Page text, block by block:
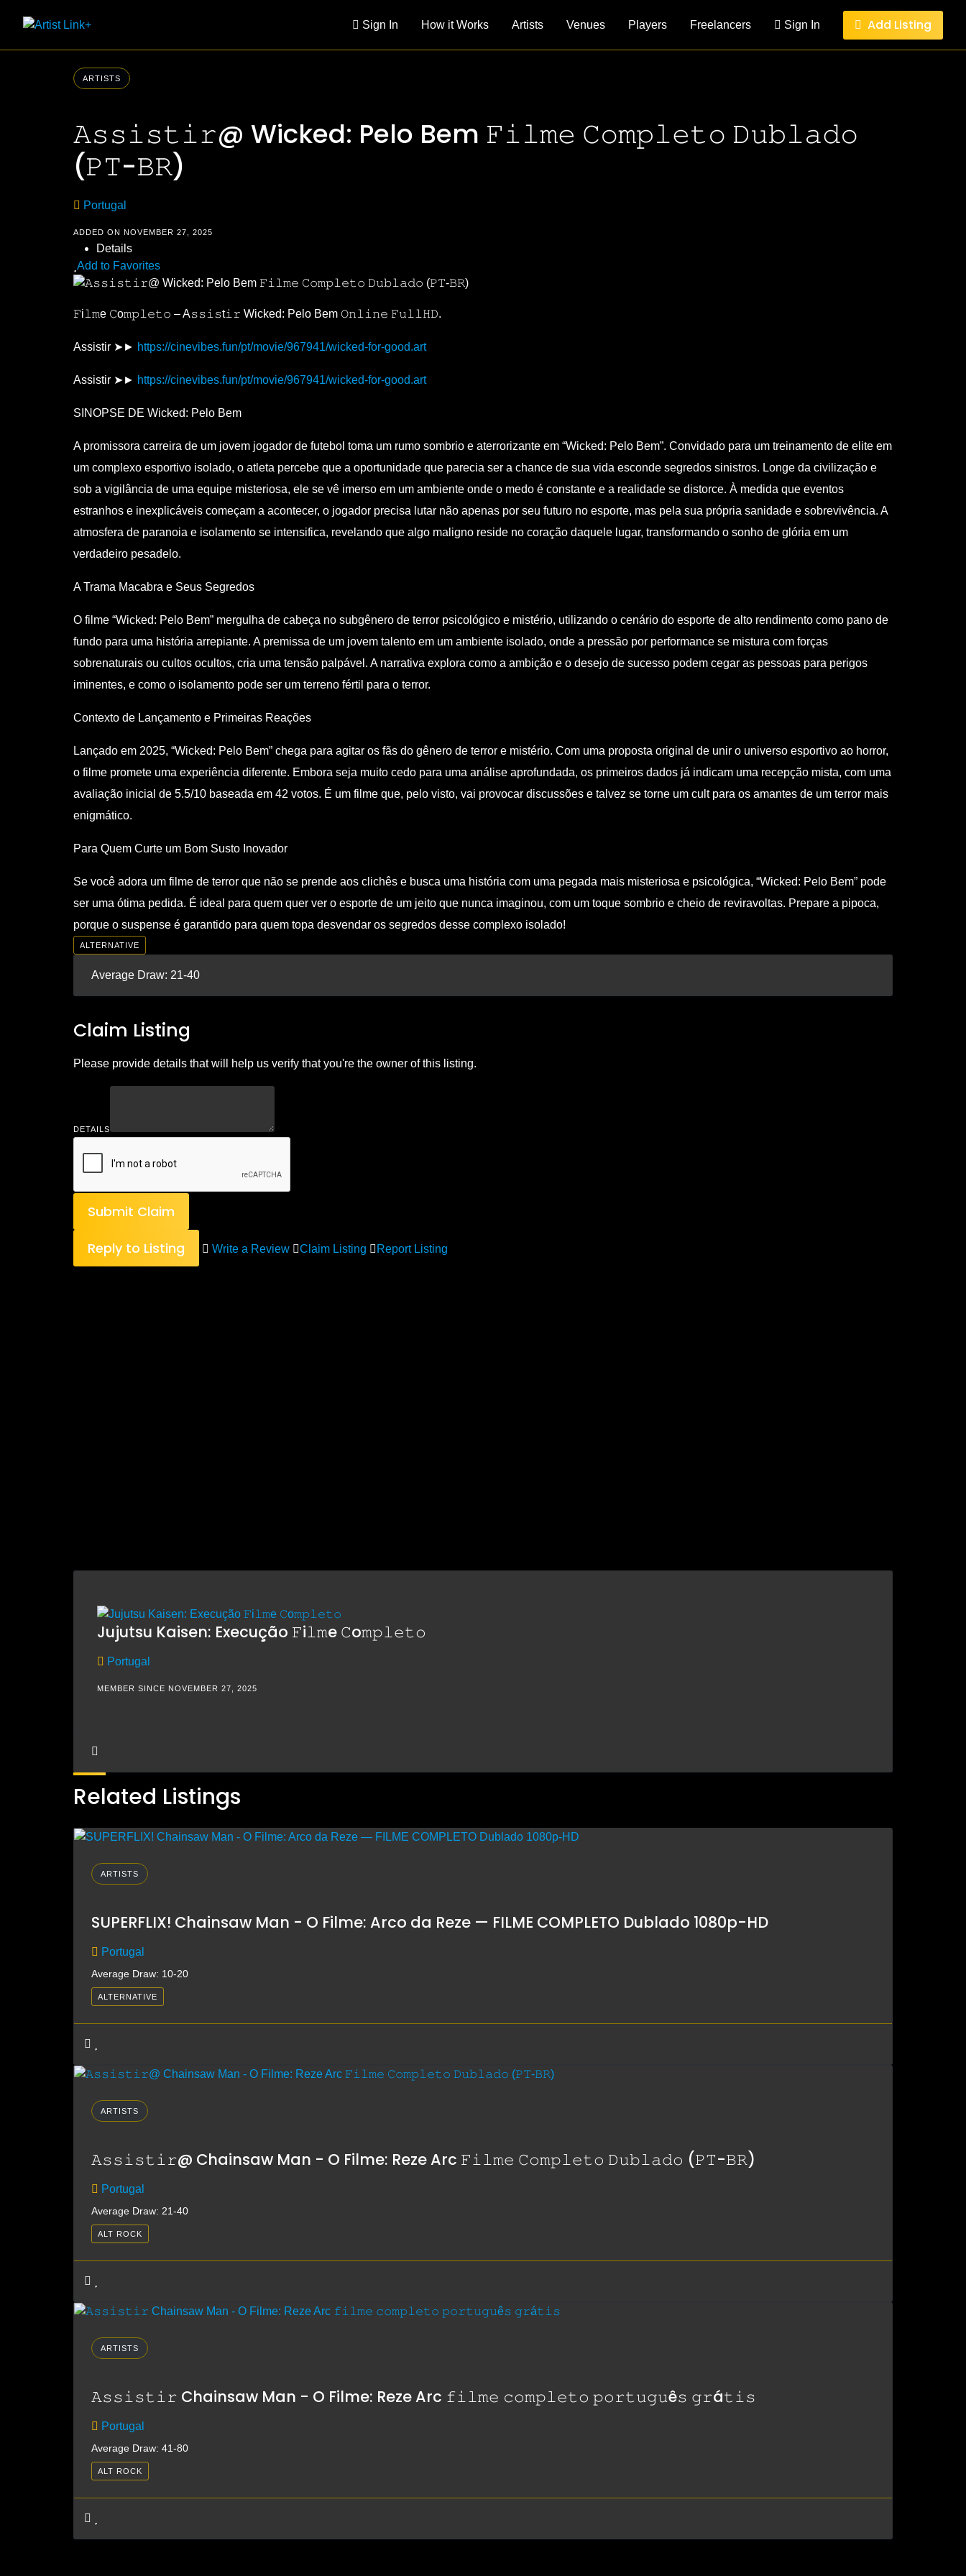
Sign In How it Works Artists Venues Players Freelancers Sign In Add Listing
ARTISTS
𝙰𝚜𝚜𝚒𝚜𝚝𝚒𝚛@ Wicked: Pelo Bem 𝙵𝚒𝚕𝚖𝚎 𝙲𝚘𝚖𝚙𝚕𝚎𝚝𝚘 𝙳𝚞𝚋𝚕𝚊𝚍𝚘
(𝙿𝚃-𝙱𝚁)
Portugal
ADDED ON NOVEMBER 27, 2025
Details
Add to Favorites
𝙵i𝚕𝚖e 𝙲o𝚖𝚙𝚕𝚎𝚝𝚘 – A𝚜𝚜𝚒𝚜t𝚒𝚛 Wicked: Pelo Bem 𝙾𝚗𝚕𝚒𝚗𝚎 𝙵𝚞𝚕𝚕𝙷𝙳.
Assistir ➤► https://cinevibes.fun/pt/movie/967941/wicked-for-good.art
Assistir ➤► https://cinevibes.fun/pt/movie/967941/wicked-for-good.art
SINOPSE DE Wicked: Pelo Bem
A promissora carreira de um jovem jogador de futebol toma um rumo sombrio e aterrorizante em “Wicked: Pelo Bem”. Convidado para um treinamento de elite em
um complexo esportivo isolado, o atleta percebe que a oportunidade que parecia ser a chance de sua vida esconde segredos sinistros. Longe da civilização e
sob a vigilância de uma equipe misteriosa, ele se vê imerso em um ambiente onde o medo é constante e a realidade se distorce. À medida que eventos
estranhos e inexplicáveis começam a acontecer, o jogador precisa lutar não apenas por seu futuro no esporte, mas pela sua própria sanidade e sobrevivência. A
atmosfera de paranoia e isolamento se intensifica, revelando que algo maligno reside no coração daquele lugar, transformando o sonho de glória em um
verdadeiro pesadelo.
A Trama Macabra e Seus Segredos
O filme “Wicked: Pelo Bem” mergulha de cabeça no subgênero de terror psicológico e mistério, utilizando o cenário do esporte de alto rendimento como pano de
fundo para uma história arrepiante. A premissa de um jovem talento em um ambiente isolado, onde a pressão por performance se mistura com forças
sobrenaturais ou cultos ocultos, cria uma tensão palpável. A narrativa explora como a ambição e o desejo de sucesso podem cegar as pessoas para perigos
iminentes, e como o isolamento pode ser um terreno fértil para o terror.
Contexto de Lançamento e Primeiras Reações
Lançado em 2025, “Wicked: Pelo Bem” chega para agitar os fãs do gênero de terror e mistério. Com uma proposta original de unir o universo esportivo ao horror,
o filme promete uma experiência diferente. Embora seja muito cedo para uma análise aprofundada, os primeiros dados já indicam uma recepção mista, com uma
avaliação inicial de 5.5/10 baseada em 42 votos. É um filme que, pelo visto, vai provocar discussões e talvez se torne um cult para os amantes de um terror mais
enigmático.
Para Quem Curte um Bom Susto Inovador
Se você adora um filme de terror que não se prende aos clichês e busca uma história com uma pegada mais misteriosa e psicológica, “Wicked: Pelo Bem” pode
ser uma ótima pedida. É ideal para quem quer ver o esporte de um jeito que nunca imaginou, com um toque sombrio e cheio de reviravoltas. Prepare a pipoca,
porque o suspense é garantido para quem topa desvendar os segredos desse complexo isolado!
ALTERNATIVE
Average Draw: 21-40
Claim Listing
Please provide details that will help us verify that you're the owner of this listing.
DETAILS
Submit Claim
Reply to Listing Write a Review Claim Listing Report Listing
Jujutsu Kaisen: Execução 𝙵i𝚕𝚖e 𝙲o𝚖𝚙𝚕𝚎𝚝𝚘
Portugal
MEMBER SINCE NOVEMBER 27, 2025
Related Listings
ARTISTS
SUPERFLIX! Chainsaw Man - O Filme: Arco da Reze — FILME COMPLETO Dublado 1080p-HD
Portugal
Average Draw: 10-20
ALTERNATIVE
ARTISTS
𝙰𝚜𝚜𝚒𝚜𝚝𝚒𝚛@ Chainsaw Man - O Filme: Reze Arc 𝙵𝚒𝚕𝚖𝚎 𝙲𝚘𝚖𝚙𝚕𝚎𝚝𝚘 𝙳𝚞𝚋𝚕𝚊𝚍𝚘 (𝙿𝚃-𝙱𝚁)
Portugal
Average Draw: 21-40
ALT ROCK
ARTISTS
𝙰𝚜𝚜𝚒𝚜𝚝𝚒𝚛 Chainsaw Man - O Filme: Reze Arc 𝚏𝚒𝚕𝚖𝚎 𝚌𝚘𝚖𝚙𝚕𝚎𝚝𝚘 𝚙𝚘𝚛𝚝𝚞𝚐𝚞ê𝚜 𝚐𝚛á𝚝𝚒𝚜
Portugal
Average Draw: 41-80
ALT ROCK